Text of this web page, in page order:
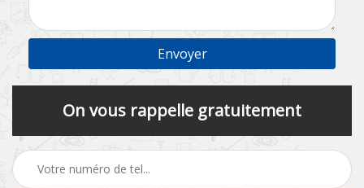
On vous rappelle gratuitement